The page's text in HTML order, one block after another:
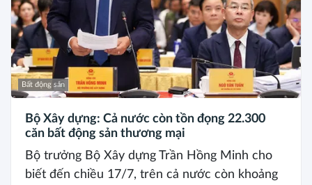
Bất động sản
Bộ Xây dựng: Cả nước còn tồn đọng 22.300
căn bất động sản thương mại
Bộ trưởng Bộ Xây dựng Trần Hồng Minh cho
biết đến chiều 17/7, trên cả nước còn khoảng